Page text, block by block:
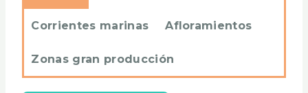
Corrientes marinas Afloramientos
Zonas gran producción